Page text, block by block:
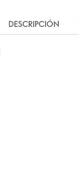
DESCRIPCIÓN